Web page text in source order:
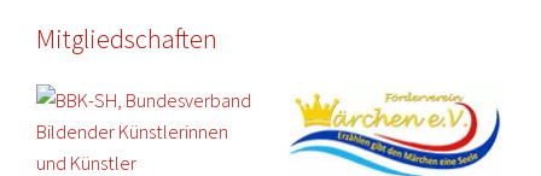
Mitgliedschaften